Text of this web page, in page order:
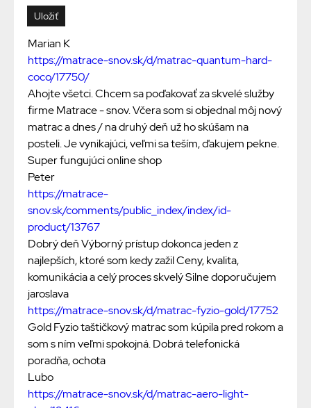
Marian K
https://matrace-snov.sk/d/matrac-quantum-hard-
coco/17750/
Ahojte všetci. Chcem sa poďakovať za skvelé služby
firme Matrace - snov. Včera som si objednal môj nový
matrac a dnes / na druhý deň už ho skúšam na
posteli. Je vynikajúci, veľmi sa teším, ďakujem pekne.
Super fungujúci online shop
Peter
https://matrace-
snov.sk/comments/public_index/index/id-
product/13767
Dobrý deň Výborný prístup dokonca jeden z
najlepších, ktoré som kedy zažil Ceny, kvalita,
komunikácia a celý proces skvelý Silne doporučujem
jaroslava
https://matrace-snov.sk/d/matrac-fyzio-gold/17752
Gold Fyzio taštičkový matrac som kúpila pred rokom a
som s ním veľmi spokojná. Dobrá telefonická
poradňa, ochota
Lubo
https://matrace-snov.sk/d/matrac-aero-light-